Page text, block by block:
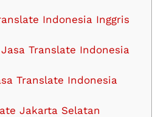
Indonesia Inggris
Translate Indonesia
Translate Indonesia
Jakarta Selatan